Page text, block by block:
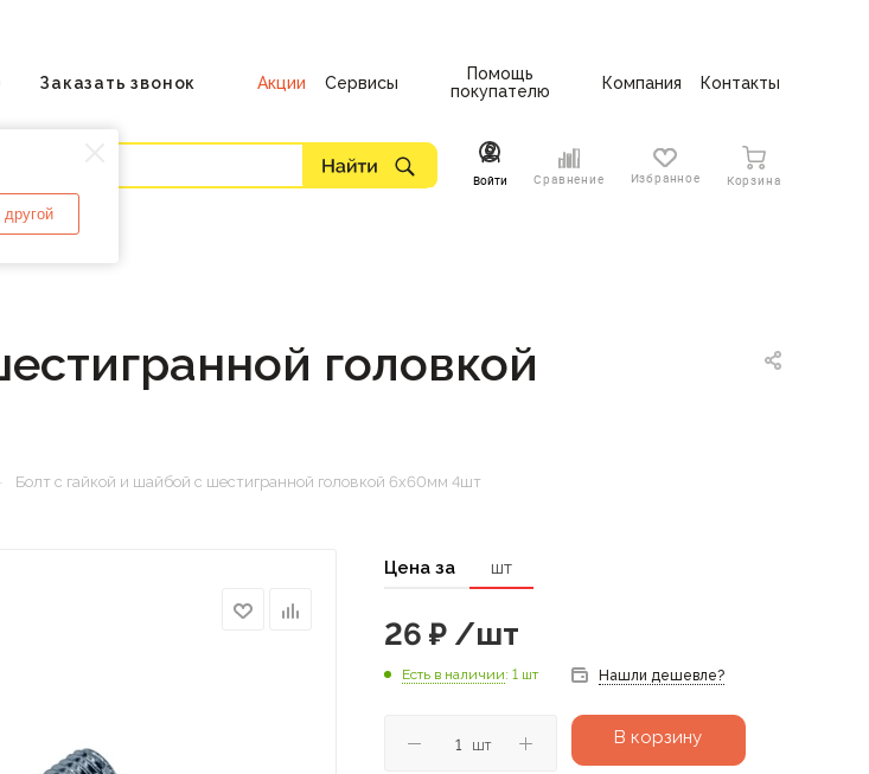
Заказать звонок Акции Сервисы
Помощь
покупателю
Компания Контакты
Войти Сравнение Избранное Корзина
головкой
Болт с гайкой и шайбой с шестигранной головкой 6х60мм 4шт
Цена за шт
26 ₽/шт
Есть в наличии: 1 шт Нашли дешевле?
шт В корзину